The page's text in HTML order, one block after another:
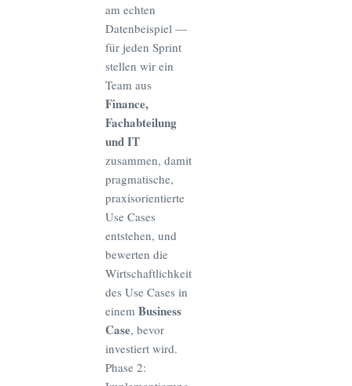
am echten
Datenbeispiel —
für jeden Sprint
stellen wir ein
Team aus
Finance,
Fachabteilung
und IT
zusammen, damit
pragmatische,
praxisorientierte
Use Cases
entstehen, und
bewerten die
Wirtschaftlichkeit
des Use Cases in
einemBusiness
Case, bevor
investiert wird.
Phase 2: